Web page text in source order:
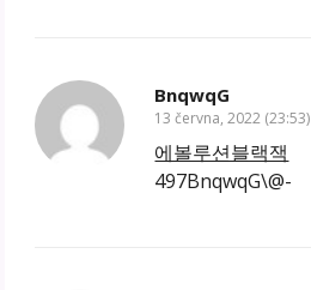
BnqwqG
13 června, 2022 (23:53)
에볼루션블랙잭
497BnqwqG\@-